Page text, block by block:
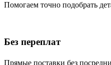
Помогаем точно подобрать
Без переплат
Прямые поставки без